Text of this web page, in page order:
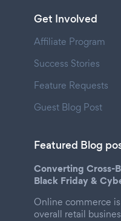
Get Involved
Affiliate Program
Success Stories
Feature Requests
Guest Blog Post
Featured Blog
Converting Cross-
Black Friday &
Online commerce
overall retail